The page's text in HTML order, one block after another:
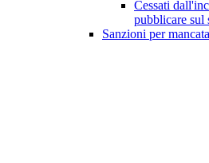
Cessati
pubblicare sul
Sanzioni per